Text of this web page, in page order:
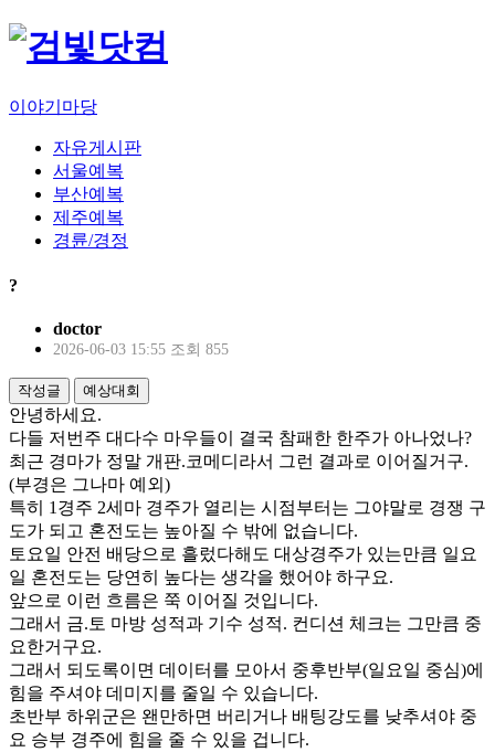
이야기마당
자유게시판
서울예복
부산예복
제주예복
경륜/경정
?
doctor
2026-06-03 15:55 조회 855
작성글 예상대회
안녕하세요.
다들 저번주 대다수 마우들이 결국 참패한 한주가 아나었나?
최근 경마가 정말 개판.코메디라서 그런 결과로 이어질거구.
(부경은 그나마 예외)
특히 1경주 2세마 경주가 열리는 시점부터는 그야말로 경쟁 구
도가 되고 혼전도는 높아질 수 밖에 없습니다.
토요일 안전 배당으로 흘렀다해도 대상경주가 있는만큼 일요
일 혼전도는 당연히 높다는 생각을 했어야 하구요.
앞으로 이런 흐름은 쭉 이어질 것입니다.
그래서 금.토 마방 성적과 기수 성적. 컨디션 체크는 그만큼 중
요한거구요.
그래서 되도록이면 데이터를 모아서 중후반부(일요일 중심)에
힘을 주셔야 데미지를 줄일 수 있습니다.
초반부 하위군은 왠만하면 버리거나 배팅강도를 낮추셔야 중
요 승부 경주에 힘을 줄 수 있을 겁니다.